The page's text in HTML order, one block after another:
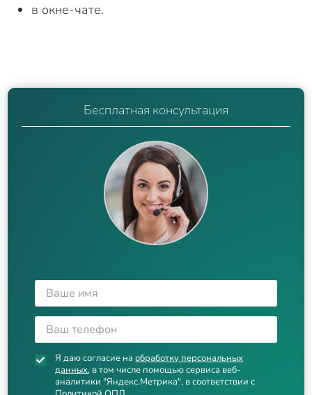
в окне-чате.
Бесплатная консультация
Я даю согласие наобработку персональных
данных, в том числе помощью сервиса веб-
аналитики "Яндекс.Метрика", в соответствии с